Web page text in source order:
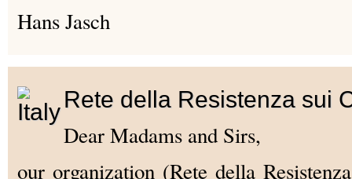
Hans Jasch
Rete della Resistenza sui
Dear Madams and Sirs,
our organization (Rete della